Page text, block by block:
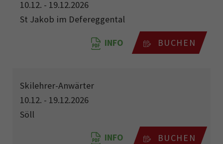
10.12. - 19.12.2026
St Jakob im Defereggental
INFO BUCHEN
Skilehrer-Anwärter
10.12. - 19.12.2026
Söll
INFO BUCHEN